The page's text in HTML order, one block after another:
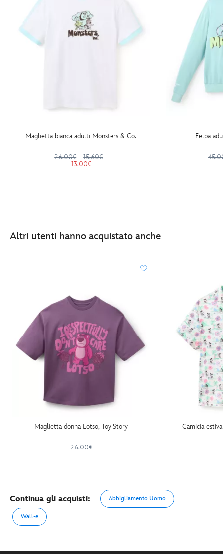
Maglietta bianca adulti Monsters & Co.
26.00€
15.60€
13.00€
Felpa
Altri utenti hanno acquistato anche
Maglietta donna Lotso, Toy Story
26.00€
Camicia
Continua gli acquisti: Abbigliamento Uomo
Wall-e